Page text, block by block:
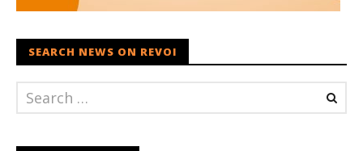
SEARCH NEWS ON REVOI